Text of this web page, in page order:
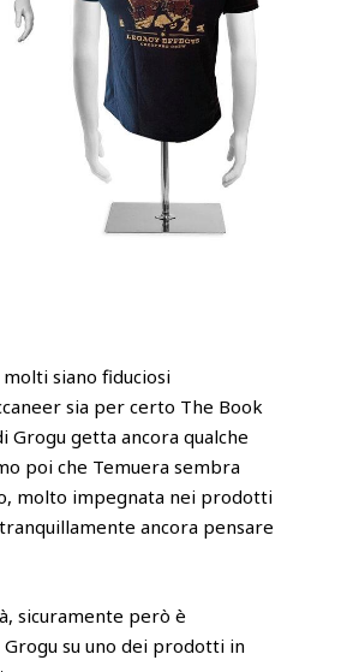
siano fiduciosi
sia per certo The Book
Grogu getta ancora qualche
poi che Temuera sembra
molto impegnata nei prodotti
ancora pensare
sicuramente però è
su uno dei prodotti in